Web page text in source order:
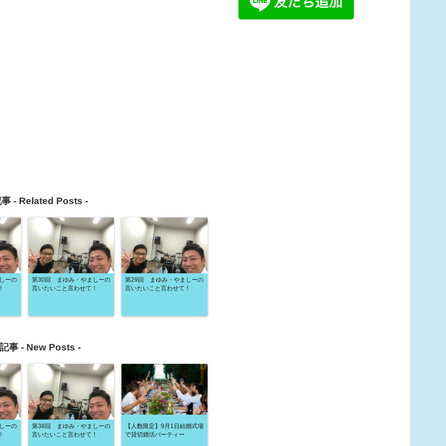
- Related Posts -
ーの
第30回 まゆみ・やましーの
言いたいこと言わせて！
第29回 まゆみ・やましーの
言いたいこと言わせて！
事 - New Posts -
ーの
第38回 まゆみ・やましーの
言いたいこと言わせて！
【人数限定】9月1日結婚式場
で貸切婚活パーティー